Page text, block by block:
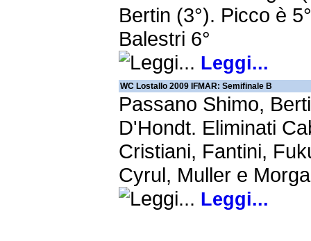
Bertin (3°). Picco è
Balestri 6°
Leggi...
WC Lostallo 2009 IFMAR: Semifinale B
Passano Shimo,
D'Hondt. Eliminati
Cristiani, Fantini,
Cyrul, Muller e
Leggi...